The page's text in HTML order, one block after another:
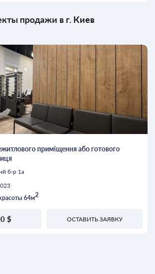
продажи в г. Киев
приміщення або готового
б-р 1а
64м2
$ ОСТАВИТЬ ЗАЯВКУ